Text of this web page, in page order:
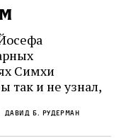
Симхи
так и не узнал,
имел
деятельности.
Давид Б. Рудерман